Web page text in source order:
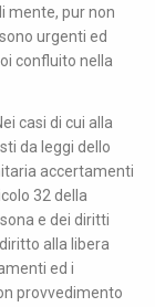
mente, pur non
urgenti ed
confluito nella
casi di cui alla
da leggi dello
accertamenti
32 della
e dei diritti
alla libera
ed i
provvedimento